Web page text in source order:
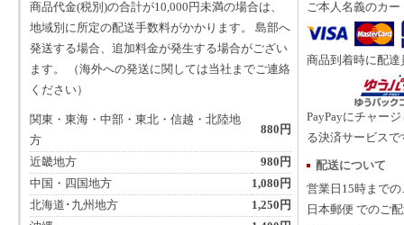
商品代金(税別)の合計が10,000円未満の場合は、
地域別に所定の配送手数料がかかります。 島部へ
発送する場合、追加料金が発生する場合がござい
ます。 （海外への発送に関しては当社までご連絡
ください）
関東・東海・中部・東北・信越・北陸地
方
880円
近畿地方
980円
中国・四国地方
1,080円
北海道･九州地方
1,250円
ご本人名義のカ
商品到着時に配
PayPayにチャー
る決済サービスで
配送について
営業日15時まで
日本郵便 でのご